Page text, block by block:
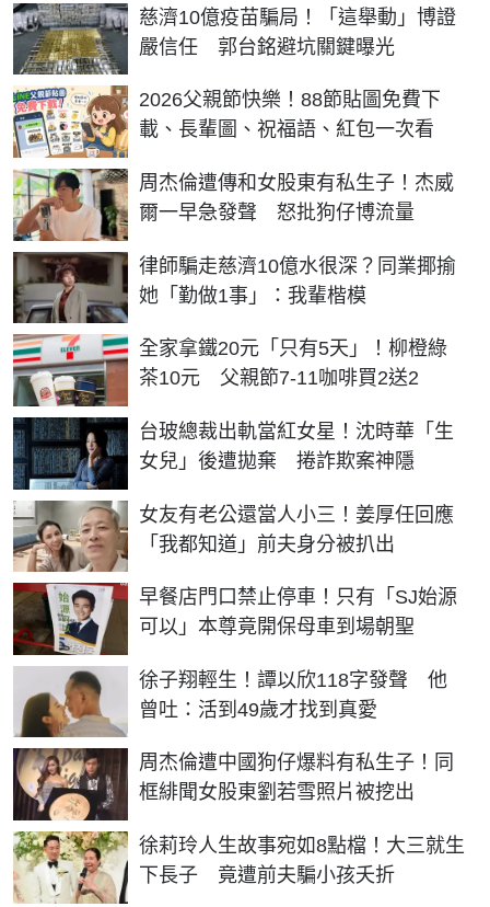
慈濟10億疫苗騙局！「這舉動」博證
嚴信任 郭台銘避坑關鍵曝光
2026父親節快樂！88節貼圖免費下
載、長輩圖、祝福語、紅包一次看
周杰倫遭傳和女股東有私生子！杰威
爾一早急發聲 怒批狗仔博流量
律師騙走慈濟10億水很深？同業揶揄
她「勤做1事」：我輩楷模
全家拿鐵20元「只有5天」！柳橙綠
茶10元 父親節7-11咖啡買2送2
台玻總裁出軌當紅女星！沈時華「生
女兒」後遭拋棄 捲詐欺案神隱
女友有老公還當人小三！姜厚任回應
「我都知道」前夫身分被扒出
早餐店門口禁止停車！只有「SJ始源
可以」本尊竟開保母車到場朝聖
徐子翔輕生！譚以欣118字發聲 他
曾吐：活到49歲才找到真愛
周杰倫遭中國狗仔爆料有私生子！同
框緋聞女股東劉若雪照片被挖出
徐莉玲人生故事宛如8點檔！大三就生
下長子 竟遭前夫騙小孩夭折